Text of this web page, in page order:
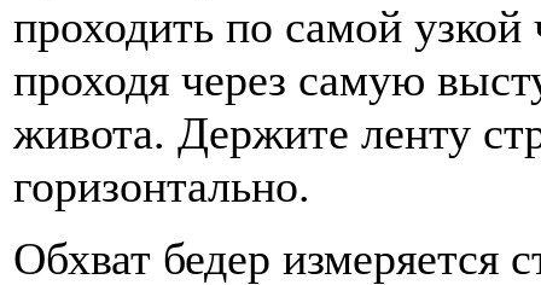
проходить по самой узкой
проходя через самую
живота. Держите ленту
горизонтально.
Обхват бедер измеряется